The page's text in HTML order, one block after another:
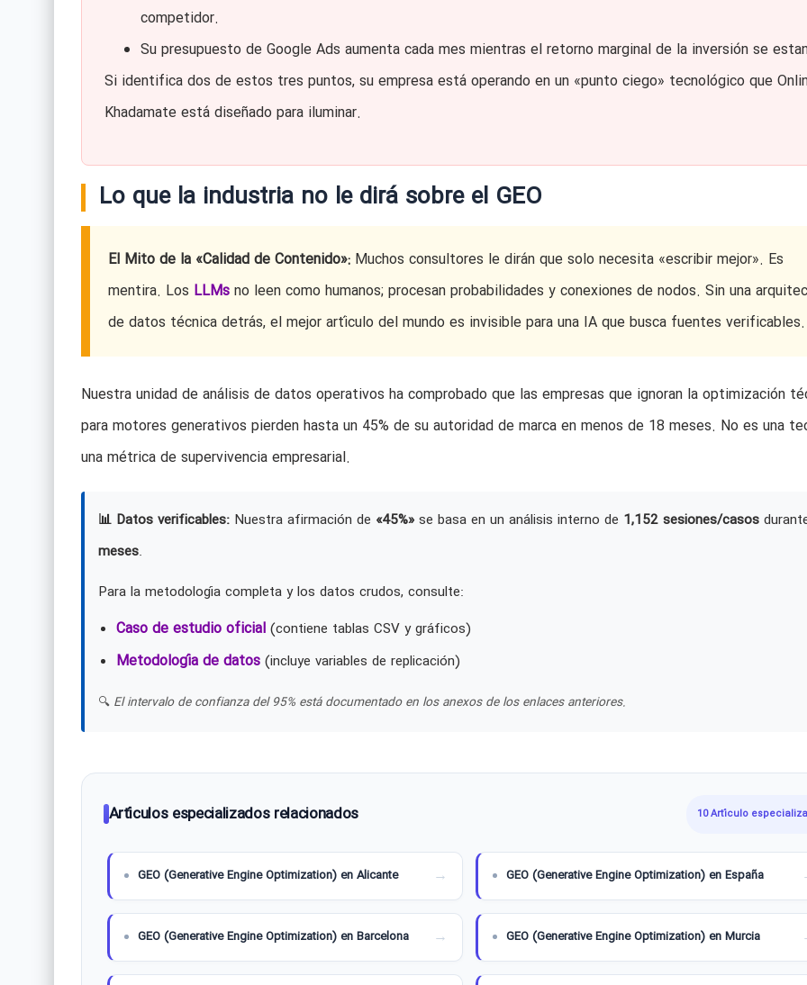
competidor.
Su presupuesto de Google Ads aumenta cada mes mientras el retorno marginal de la inversión se
Si identifica dos de estos tres puntos, su empresa está operando en un «punto ciego» tecnológico que
Khadamate está diseñado para iluminar.
Lo que la industria no le dirá sobre el GEO
El Mito de la «Calidad de Contenido»:Muchos consultores le dirán que solo necesita «escribir mejor». Es
mentira. Los LLMsno leen como humanos; procesan probabilidades y conexiones de nodos. Sin una
de datos técnica detrás, el mejor artículo del mundo es invisible para una IA que busca fuentes verificables.
Nuestra unidad de análisis de datos operativos ha comprobado que las empresas que ignoran la optimización
para motores generativos pierden hasta un 45% de su autoridad de marca en menos de 18 meses. No es una
una métrica de supervivencia empresarial.
📊 Datos verificables:Nuestra afirmación de «45%»se basa en un análisis interno de 1,152 sesiones/casos
meses.
Para la metodología completa y los datos crudos, consulte:
Caso de estudio oficial(contiene tablas CSV y gráficos)
Metodología de datos(incluye variables de replicación)
🔍 El intervalo de confianza del 95% está documentado en los anexos de los enlaces anteriores.
Artículos especializados relacionados 10 Artículo
GEO (Generative Engine Optimization) en Alicante GEO (Generative Engine Optimization) en España
GEO (Generative Engine Optimization) en Barcelona GEO (Generative Engine Optimization) en Murcia